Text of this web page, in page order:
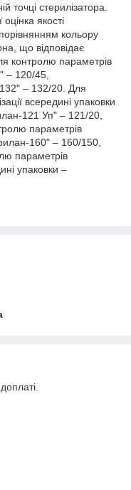
точці стерилізатора.
якості
кольору
що відповідає
контролю параметрів
– 120/45,
– 132/20. Для
всередині упаковки
121 Уп" – 121/20,
параметрів
160" – 160/150,
параметрів
упаковки –